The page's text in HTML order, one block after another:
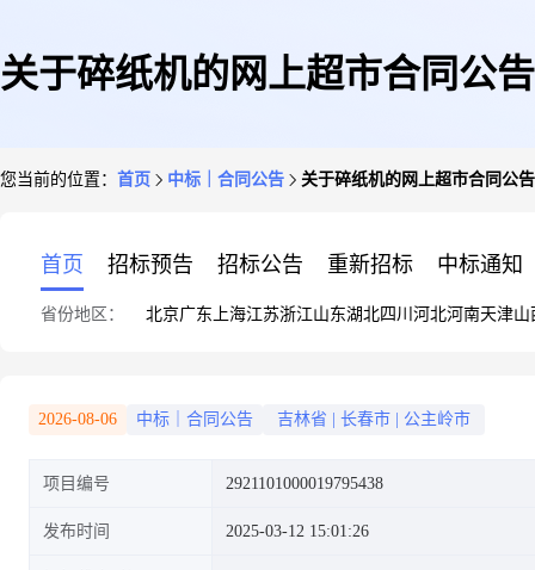
关于碎纸机的网上超市合同公告
您当前的位置： 首页 中标｜合同公告 关于碎纸机的网上超市合同公告
首页 招标预告 招标公告 重新招标 中标通知
省份地区： 北京广东 上海江苏浙江山东湖北四川 河北河南天津山
2026-08-06 中标｜合同公告 吉林省 长春市 公主岭市
项目编号 2921101000019795438
发布时间 2025-03-12 15:01:26